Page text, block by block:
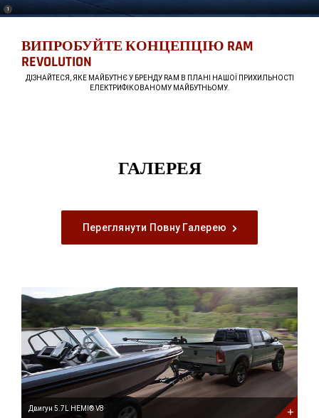
Disclosure
1
ВИПРОБУЙТЕ КОНЦЕПЦІЮ RAM
REVOLUTION
ДІЗНАЙТЕСЯ, ЯКЕ МАЙБУТНЄ У БРЕНДУ RAM В ПЛАНІ НАШОЇ ПРИХИЛЬНОСТІ
ЕЛЕКТРИФІКОВАНОМУ МАЙБУТНЬОМУ.
ГАЛЕРЕЯ
Переглянути Повну Галерею
Двигун
5.7L
HEMI®
V8
Двигун 5.7L HEMI® V8